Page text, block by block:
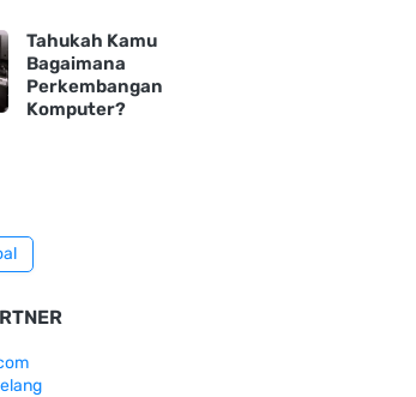
Tahukah Kamu
Bagaimana
Perkembangan
Komputer?